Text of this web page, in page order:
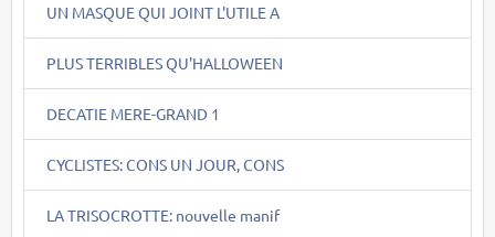
UN MASQUE QUI JOINT L'UTILE A
PLUS TERRIBLES QU'HALLOWEEN
DECATIE MERE-GRAND 1
CYCLISTES: CONS UN JOUR, CONS
LA TRISOCROTTE: nouvelle manif